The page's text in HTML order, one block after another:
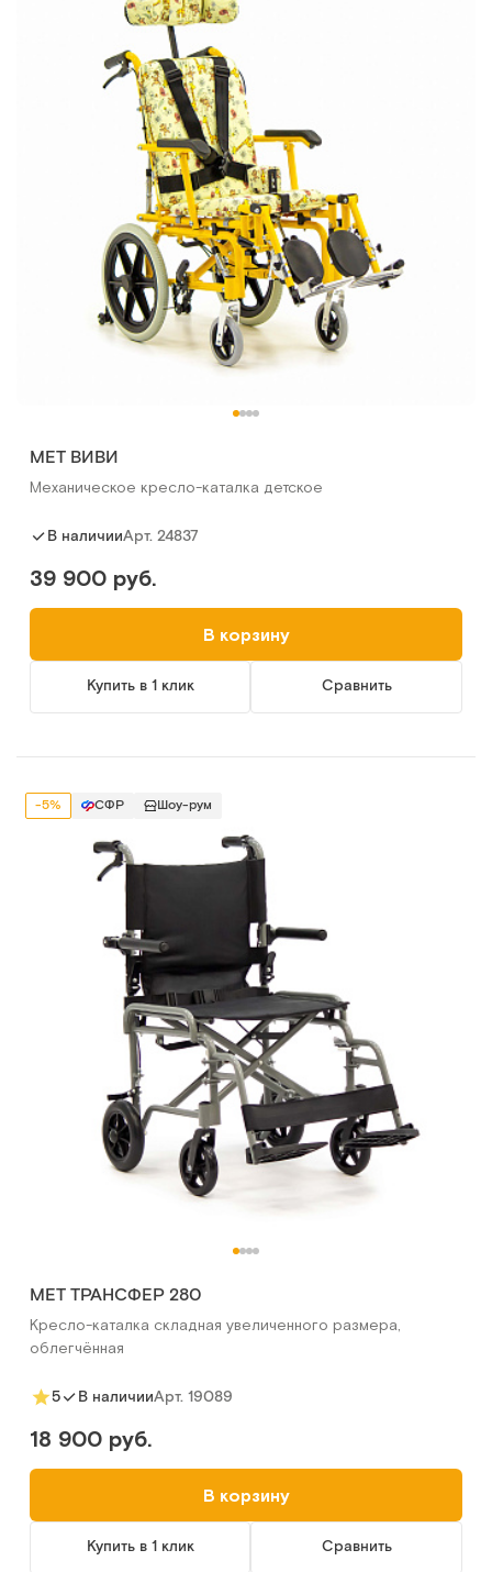
МЕТ ВИВИ
Механическое кресло-каталка детское
В наличииАрт. 24837
39 900 руб.
В корзину
Купить в 1 клик Сравнить
-5% СФР Шоу-рум
МЕТ ТРАНСФЕР 280
Кресло-каталка складная увеличенного размера,
облегчённая
5 В наличииАрт. 19089
18 900 руб.
В корзину
Купить в 1 клик Сравнить